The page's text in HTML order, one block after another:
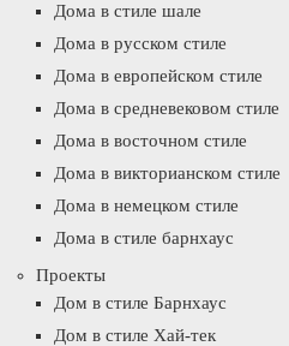
Дома в стиле шале
Дома в русском стиле
Дома в европейском стиле
Дома в средневековом стиле
Дома в восточном стиле
Дома в викторианском стиле
Дома в немецком стиле
Дома в стиле барнхаус
Проекты
Дом в стиле Барнхаус
Дом в стиле Хай-тек